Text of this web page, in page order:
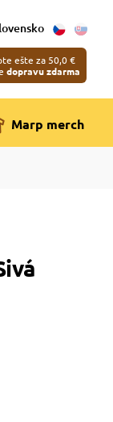
ešte za 50,0 €
dopravu zdarma
Marp merch